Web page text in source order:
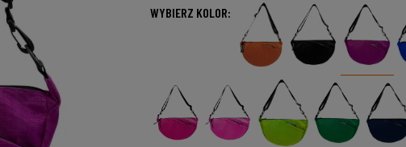
WYBIERZ KOLOR: